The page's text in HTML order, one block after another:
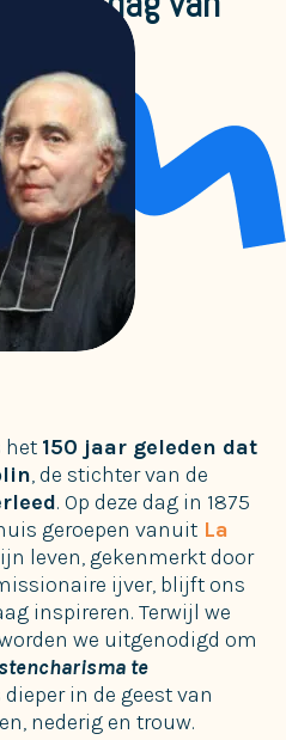
Colin
het 150 jaar geleden dat
, de stichter van de
. Op deze dag in 1875
geroepen vanuit La
leven, gekenmerkt door
ijver, blijft ons
inspireren. Terwijl we
we uitgenodigd om
te
dieper in de geest van
nederig en trouw.